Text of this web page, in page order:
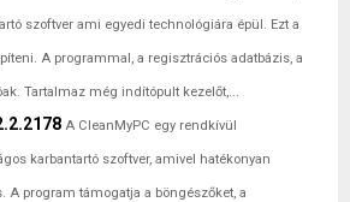
szoftver ami egyedi technológiára épül. Ezt a
A programmal, a regisztrációs adatbázis, a
Tartalmaz még indítópult kezelőt,...
A CleanMyPC egy rendkívül
karbantartó szoftver, amivel hatékonyan
A program támogatja a böngészőket, a